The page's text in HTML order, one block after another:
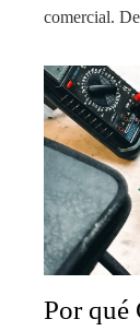
comercial.
Por qué